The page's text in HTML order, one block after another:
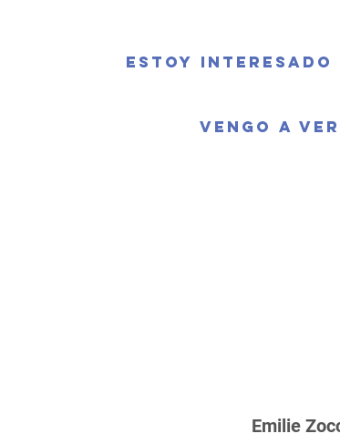
vengo a
Estoy interesado
Emilie